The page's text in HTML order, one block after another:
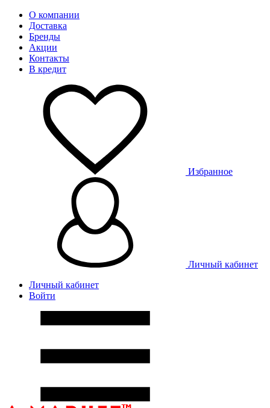
О компании
Доставка
Бренды
Акции
Контакты
В кредит
Избранное
Личный кабинет
Личный кабинет
Войти